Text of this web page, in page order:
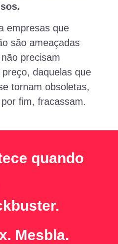
empresas que
são ameaçadas
precisam
daquelas que
tornam obsoletas,
fim, fracassam.
quando
Mesbla.